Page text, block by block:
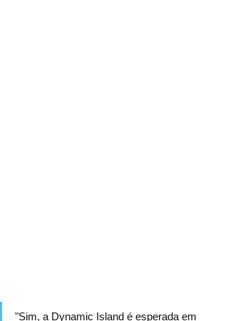
"Sim, a Dynamic Island é esperada em